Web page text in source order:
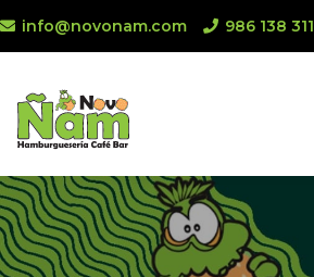
info@novonam.com 986 138 311